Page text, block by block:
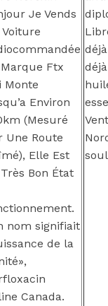
Je Vends
Voiture
Marque Ftx
Monte
Environ
(Mesuré
Une Route
Elle Est
Bon État
nom signifiait
de la
Canada.